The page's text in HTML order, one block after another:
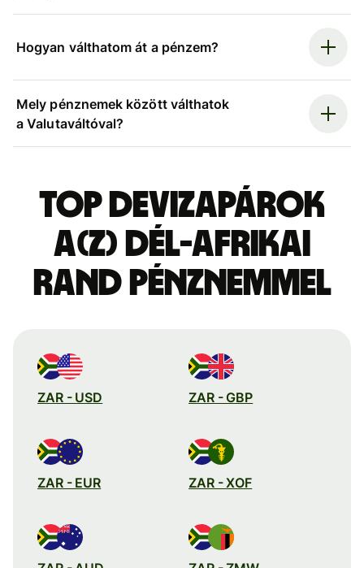
Hogyan válthatom át a pénzem?
Mely pénznemek között válthatok
a Valutaváltóval?
Top devizapárok
a(z) dél-afrikai
rand pénznemmel
ZAR - USD ZAR - GBP
ZAR - EUR ZAR - XOF